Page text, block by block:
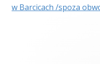
w Barcicach /spoza